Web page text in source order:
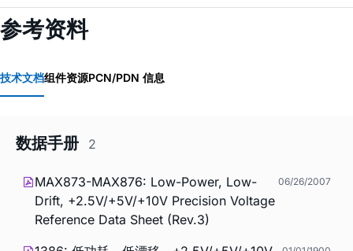
参考资料
技术文档组件资源PCN/PDN 信息
数据手册 2
MAX873-MAX876: Low-Power, Low-
Drift, +2.5V/+5V/+10V Precision Voltage
Reference Data Sheet (Rev.3)
06/26/2007